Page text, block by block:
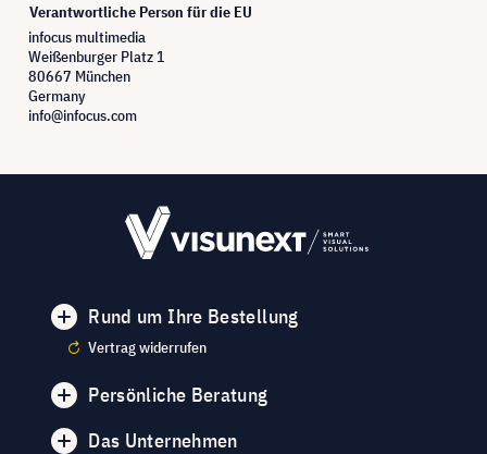
Verantwortliche Person für die EU
infocus multimedia
Weißenburger Platz 1
80667 München
Germany
info@infocus.com
Rund um Ihre Bestellung
Vertrag widerrufen
Persönliche Beratung
Das Unternehmen